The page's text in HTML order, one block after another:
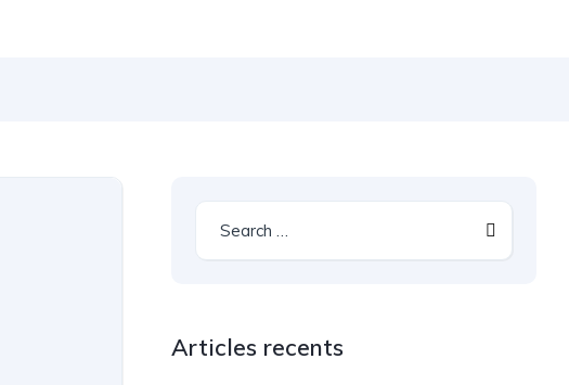
Articles recents